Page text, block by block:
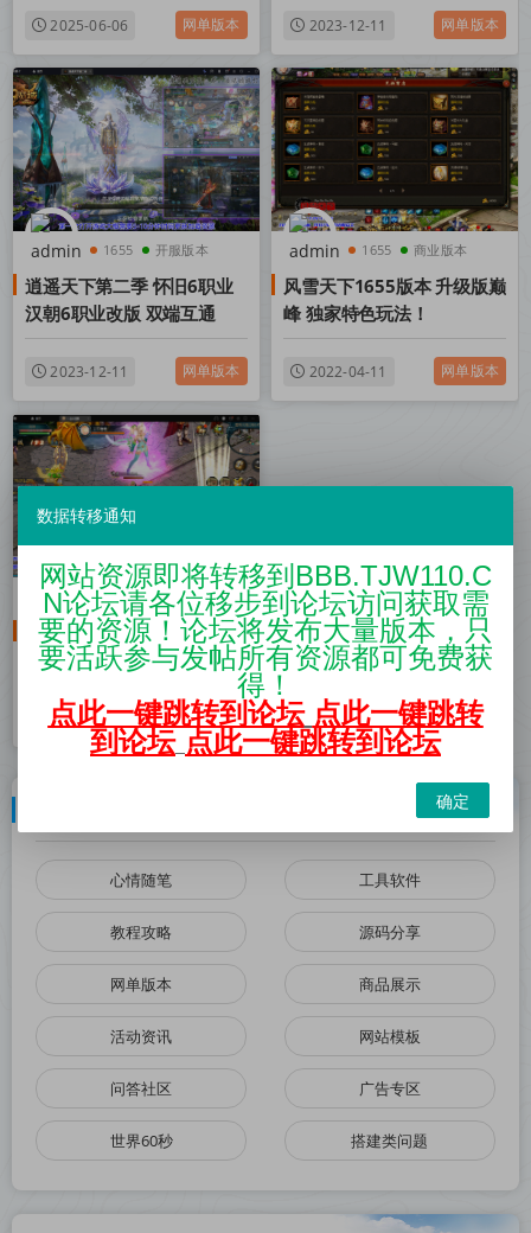
2025-06-06 网单版本 2023-12-11 网单版本
1655 开服版本
单机版本
逍遥天下第二季 怀旧6职业
汉朝6职业改版 双端互通
2023-12-11 网单版本
1655 商业版本
开服版本
风雪天下1655版本 升级版巅
峰 独家特色玩法！
2022-04-11 网单版本
1655 魔域版本
单机版本
混沌1655版本 带五虎 副本
已修已知BUG APK全特效
2022-04-11 网单版本
心情随笔 工具软件
教程攻略 源码分享
网单版本 商品展示
活动资讯 网站模板
问答社区 广告专区
世界60秒 搭建类问题
数据转移通知
网站资源即将转移到BBB.TJW110.C
N论坛请各位移步到论坛访问获取需
要的资源！论坛将发布大量版本，只
要活跃参与发帖所有资源都可免费获
得！
点此一键跳转到论坛 点此一键跳转
到论坛 点此一键跳转到论坛
确定